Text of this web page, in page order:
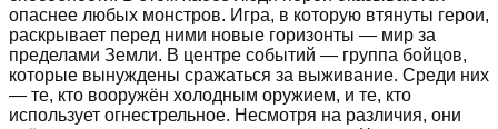
опаснее любых монстров. Игра, в которую втянуты герои,
раскрывает перед ними новые горизонты — мир за
пределами Земли. В центре событий — группа бойцов,
которые вынуждены сражаться за выживание. Среди них
— те, кто вооружён холодным оружием, и те, кто
использует огнестрельное. Несмотря на различия, они